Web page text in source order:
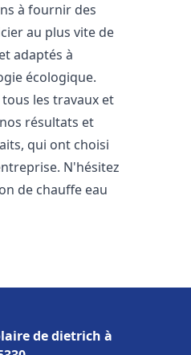
à fournir des
au plus vite de
adaptés à
écologique.
les travaux et
résultats et
qui ont choisi
N'hésitez
de chauffe eau
de dietrich à